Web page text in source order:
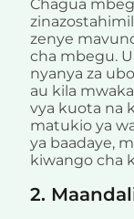
Chagua
zenye
cha mbegu.
nyanya za
au kila
vya kuota na
matukio ya
ya baadaye,
kiwango cha
2.